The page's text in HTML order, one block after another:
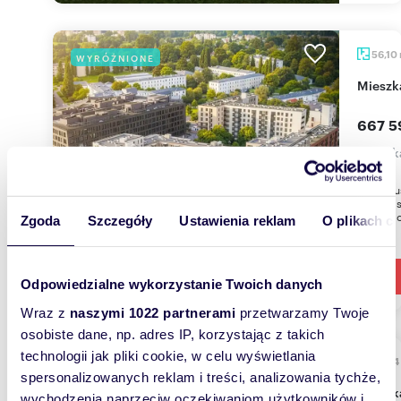
Zgoda Szczegóły Ustawienia reklam O plikach
Odpowiedzialne wykorzystanie Twoich danych
Wraz z naszymi 1022 partnerami przetwarzamy Twoje
osobiste dane, np. adres IP, korzystając z takich
technologii jak pliki cookie, w celu wyświetlania
spersonalizowanych reklam i treści, analizowania tychże,
WYRÓŻNIONE 56,10
667
Lira
samym
z myślą
WYRÓŻNIONE 46,84